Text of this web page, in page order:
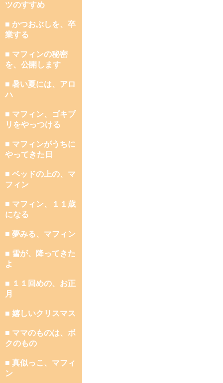
ツのすすめ
■ かつおぶしを、卒
業する
■ マフィンの秘密
を、公開します
■ 暑い夏には、アロ
ハ
■ マフィン、ゴキブ
リをやっつける
■ マフィンがうちに
やってきた日
■ ベッドの上の、マ
フィン
■ マフィン、１１歳
になる
■ 夢みる、マフィン
■ 雪が、降ってきた
よ
■ １１回めの、お正
月
■ 嬉しいクリスマス
■ ママのものは、ボ
クのもの
■ 真似っこ、マフィ
ン